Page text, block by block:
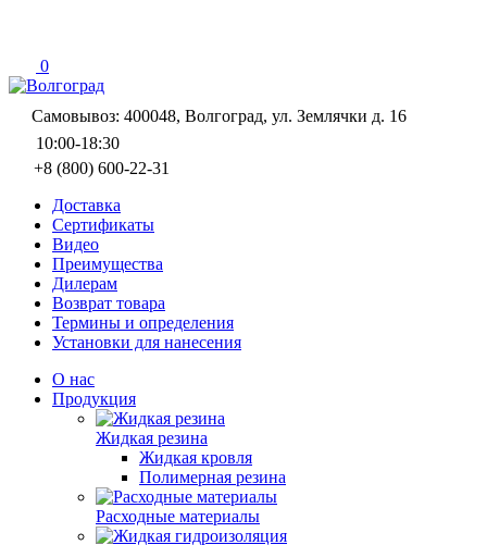
0
Самовывоз: 400048, Волгоград, ул. Землячки д. 16
10:00-18:30
+8 (800) 600-22-31
Доставка
Сертификаты
Видео
Преимущества
Дилерам
Возврат товара
Термины и определения
Установки для нанесения
О нас
Продукция
Жидкая резина
Жидкая кровля
Полимерная резина
Расходные материалы